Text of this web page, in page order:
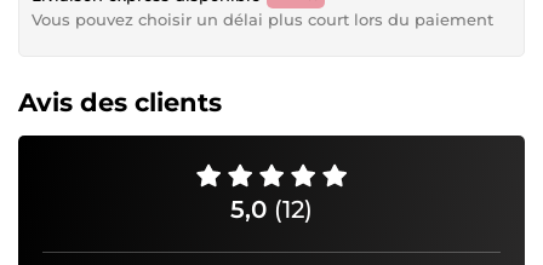
Vous pouvez choisir un délai plus court lors du paiement
Avis des clients
5,0 (12)